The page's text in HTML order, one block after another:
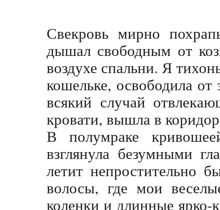
Свекровь мирно
дышал свободным от
воздухе спальни. Я
кошельке, освободила
всякий случай
кровати, вышла в
В полумраке
взглянула безумными
летит непростительно
волосы, где мои
коленки и длинные